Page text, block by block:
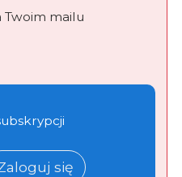
mailu
się